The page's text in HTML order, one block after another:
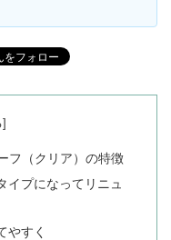
フ（クリア）の特徴
イプになってリニュ
やすく